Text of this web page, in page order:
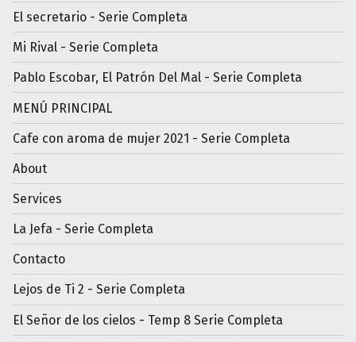
El secretario - Serie Completa
Mi Rival - Serie Completa
Pablo Escobar, El Patrón Del Mal - Serie Completa
MENÚ PRINCIPAL
Cafe con aroma de mujer 2021 - Serie Completa
About
Services
La Jefa - Serie Completa
Contacto
Lejos de Ti 2 - Serie Completa
El Señor de los cielos - Temp 8 Serie Completa